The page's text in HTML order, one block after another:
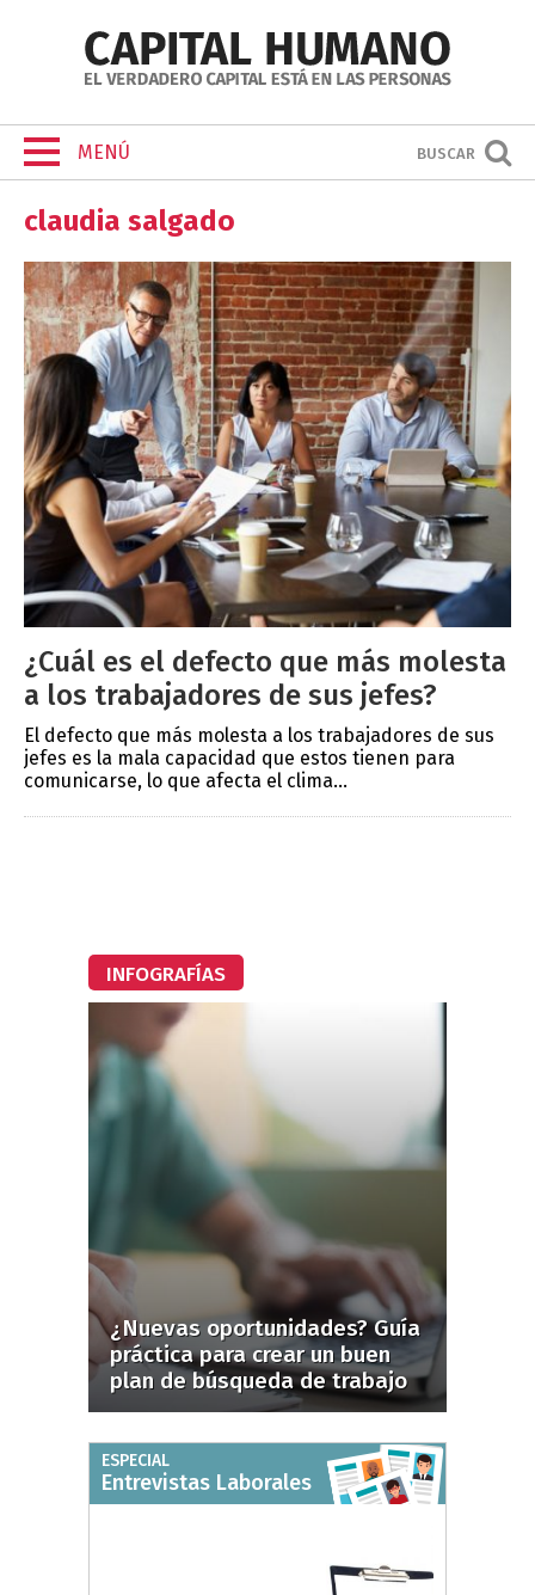
MENÚ BUSCAR
claudia salgado
¿Cuál es el defecto que más molesta
a los trabajadores de sus jefes?
El defecto que más molesta a los trabajadores de sus
jefes es la mala capacidad que estos tienen para
comunicarse, lo que afecta el clima...
INFOGRAFÍAS
¿Nuevas oportunidades? Guía
práctica para crear un buen
plan de búsqueda de trabajo
ESPECIAL
Entrevistas Laborales